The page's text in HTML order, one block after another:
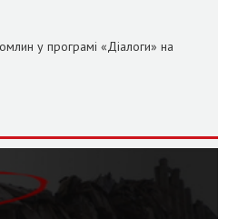
у програмі «Діалоги» на